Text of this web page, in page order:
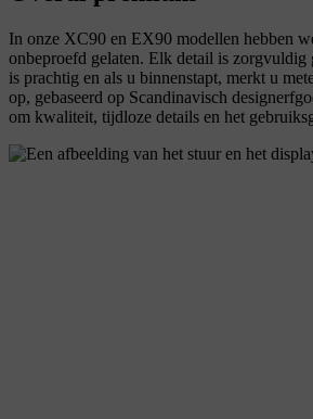
In onze XC90 en EX90 modellen hebben
onbeproefd gelaten. Elk detail is zorgvuldig
is prachtig en als u binnenstapt, merkt u
op, gebaseerd op Scandinavisch
om kwaliteit, tijdloze details en het